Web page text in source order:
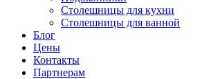
Столешницы для кухни
Столешницы для ванной
Блог
Цены
Контакты
Партнерам